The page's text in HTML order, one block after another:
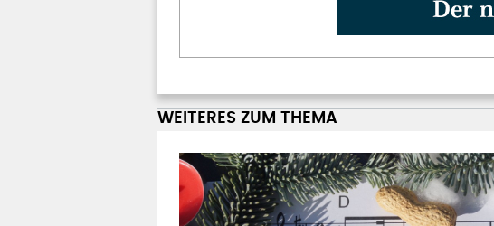
WEITERES ZUM THEMA